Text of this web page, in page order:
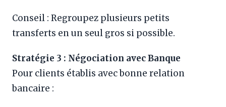
Conseil : Regroupez plusieurs petits
transferts en un seul gros si possible.
Stratégie 3 : Négociation avec Banque
Pour clients établis avec bonne relation
bancaire :